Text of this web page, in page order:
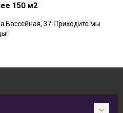
150 м2
Бассейная, 37. Приходите мы